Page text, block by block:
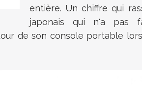
entière. Un chiffre qui
japonais qui n'a pas
de son console portable